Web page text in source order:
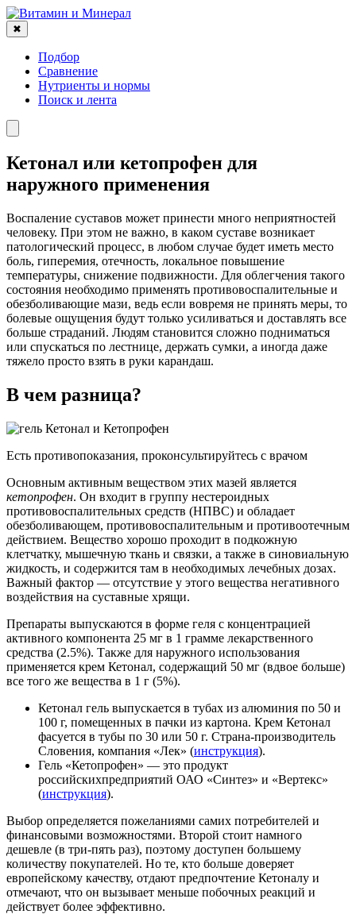
✖
Подбор
Сравнение
Нутриенты и нормы
Поиск и лента
Кетонал или кетопрофен для
наружного применения
Воспаление суставов может принести много неприятностей
человеку. При этом не важно, в каком суставе возникает
патологический процесс, в любом случае будет иметь место
боль, гиперемия, отечность, локальное повышение
температуры, снижение подвижности. Для облегчения такого
состояния необходимо применять противовоспалительные и
обезболивающие мази, ведь если вовремя не принять меры, то
болевые ощущения будут только усиливаться и доставлять все
больше страданий. Людям становится сложно подниматься
или спускаться по лестнице, держать сумки, а иногда даже
тяжело просто взять в руки карандаш.
В чем разница?
Есть противопоказания, проконсультируйтесь с врачом
Основным активным веществом этих мазей является
кетопрофен. Он входит в группу нестероидных
противовоспалительных средств (НПВС) и обладает
обезболивающем, противовоспалительным и противоотечным
действием. Вещество хорошо проходит в подкожную
клетчатку, мышечную ткань и связки, а также в синовиальную
жидкость, и содержится там в необходимых лечебных дозах.
Важный фактор — отсутствие у этого вещества негативного
воздействия на суставные хрящи.
Препараты выпускаются в форме геля с концентрацией
активного компонента 25 мг в 1 грамме лекарственного
средства (2.5%). Также для наружного использования
применяется крем Кетонал, содержащий 50 мг (вдвое больше)
все того же вещества в 1 г (5%).
Кетонал гель выпускается в тубах из алюминия по 50 и
100 г, помещенных в пачки из картона. Крем Кетонал
фасуется в тубы по 30 или 50 г. Страна-производитель
Словения, компания «Лек» (инструкция).
Гель «Кетопрофен» — это продукт
российскихпредприятий ОАО «Синтез» и «Вертекс»
(инструкция).
Выбор определяется пожеланиями самих потребителей и
финансовыми возможностями. Второй стоит намного
дешевле (в три-пять раз), поэтому доступен большему
количеству покупателей. Но те, кто больше доверяет
европейскому качеству, отдают предпочтение Кетоналу и
отмечают, что он вызывает меньше побочных реакций и
действует более эффективно.